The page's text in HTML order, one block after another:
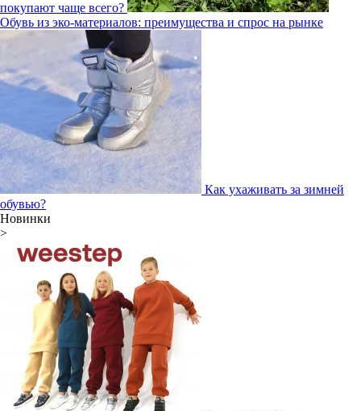
покупают чаще всего?
Обувь из эко-материалов: преимущества и спрос на рынке
Как ухаживать за зимней
обувью?
Новинки
>